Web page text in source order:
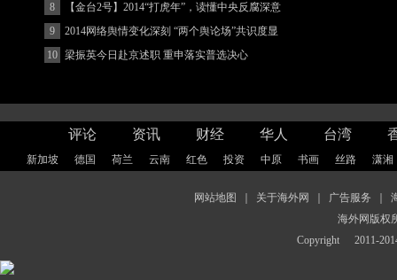
8
【金台2号】2014“打虎年”，读懂中央反腐深意
9
2014网络舆情变化深刻 “两个舆论场”共识度显
著增强
10 梁振英今日赴京述职 重申落实普选决心
评论 资讯 财经 华人 台湾
新加坡 德国 荷兰 云南 红色 投资 中原 书画 丝路 潇湘
网站地图 关于海外网 广告服务
海外网版权
Copyright
2011-